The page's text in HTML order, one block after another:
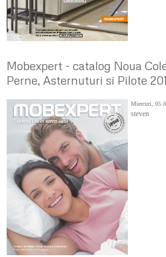
Mobexpert - catalog Noua
Perne, Asternuturi si Pilote
Miercuri, 05
steven